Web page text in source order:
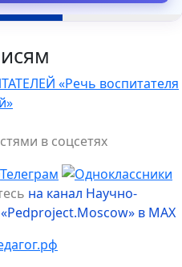
«Речь воспитателя
в соцсетях
на канал Научно-
в MAX